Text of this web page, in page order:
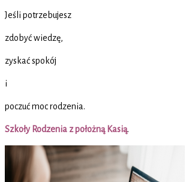
Jeśli potrzebujesz
zdobyć wiedzę,
zyskać spokój
i
poczuć moc rodzenia.
Szkoły Rodzenia z położną Kasią.